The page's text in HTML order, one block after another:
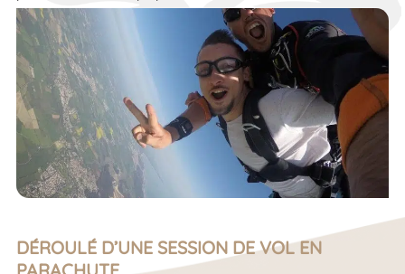
DÉROULÉ D’UNE SESSION DE VOL EN